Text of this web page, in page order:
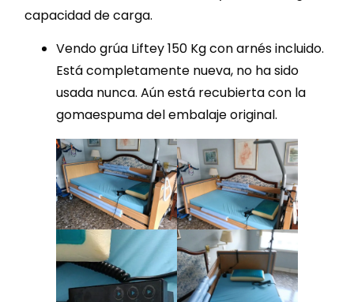
capacidad de carga.
Vendo grúa Liftey 150 Kg con arnés incluido.
Está completamente nueva, no ha sido
usada nunca. Aún está recubierta con la
gomaespuma del embalaje original.